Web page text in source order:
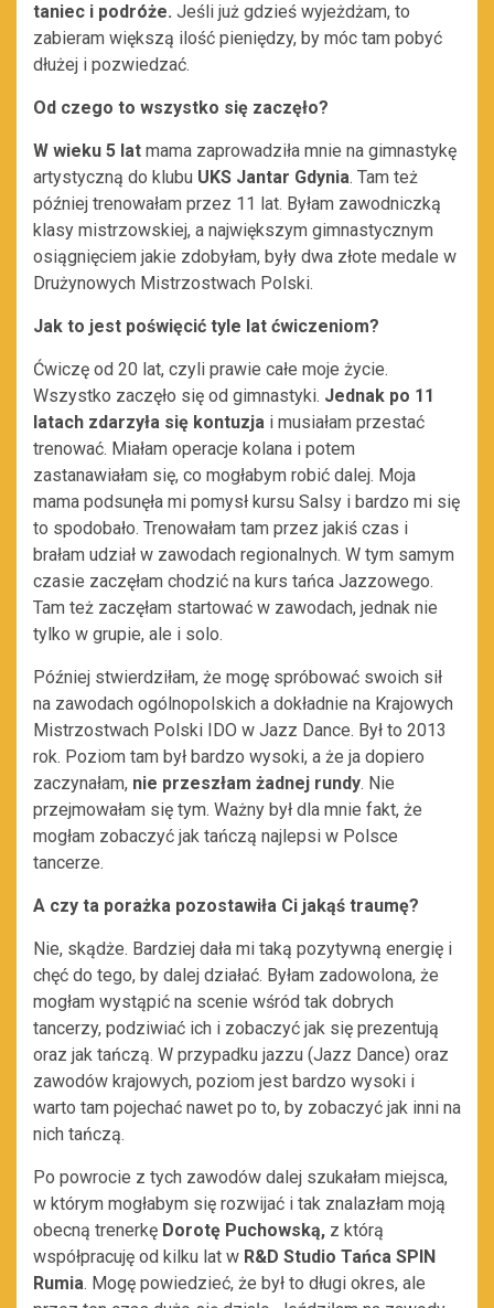
taniec i podróże. Jeśli już gdzieś wyjeżdżam, to
zabieram większą ilość pieniędzy, by móc tam pobyć
dłużej i pozwiedzać.
Od czego to wszystko się zaczęło?
W wieku 5 lat mama zaprowadziła mnie na gimnastykę
artystyczną do klubu UKS Jantar Gdynia. Tam też
później trenowałam przez 11 lat. Byłam zawodniczką
klasy mistrzowskiej, a największym gimnastycznym
osiągnięciem jakie zdobyłam, były dwa złote medale w
Drużynowych Mistrzostwach Polski.
Jak to jest poświęcić tyle lat ćwiczeniom?
Ćwiczę od 20 lat, czyli prawie całe moje życie.
Wszystko zaczęło się od gimnastyki. Jednak po 11
latach zdarzyła się kontuzja i musiałam przestać
trenować. Miałam operacje kolana i potem
zastanawiałam się, co mogłabym robić dalej. Moja
mama podsunęła mi pomysł kursu Salsy i bardzo mi się
to spodobało. Trenowałam tam przez jakiś czas i
brałam udział w zawodach regionalnych. W tym samym
czasie zaczęłam chodzić na kurs tańca Jazzowego.
Tam też zaczęłam startować w zawodach, jednak nie
tylko w grupie, ale i solo.
Później stwierdziłam, że mogę spróbować swoich sił
na zawodach ogólnopolskich a dokładnie na Krajowych
Mistrzostwach Polski IDO w Jazz Dance. Był to 2013
rok. Poziom tam był bardzo wysoki, a że ja dopiero
zaczynałam, nie przeszłam żadnej rundy. Nie
przejmowałam się tym. Ważny był dla mnie fakt, że
mogłam zobaczyć jak tańczą najlepsi w Polsce
tancerze.
A czy ta porażka pozostawiła Ci jakąś traumę?
Nie, skądże. Bardziej dała mi taką pozytywną energię i
chęć do tego, by dalej działać. Byłam zadowolona, że
mogłam wystąpić na scenie wśród tak dobrych
tancerzy, podziwiać ich i zobaczyć jak się prezentują
oraz jak tańczą. W przypadku jazzu (Jazz Dance) oraz
zawodów krajowych, poziom jest bardzo wysoki i
warto tam pojechać nawet po to, by zobaczyć jak inni na
nich tańczą.
Po powrocie z tych zawodów dalej szukałam miejsca,
w którym mogłabym się rozwijać i tak znalazłam moją
obecną trenerkę Dorotę Puchowską, z którą
współpracuję od kilku lat w R&D Studio Tańca SPIN
Rumia. Mogę powiedzieć, że był to długi okres, ale